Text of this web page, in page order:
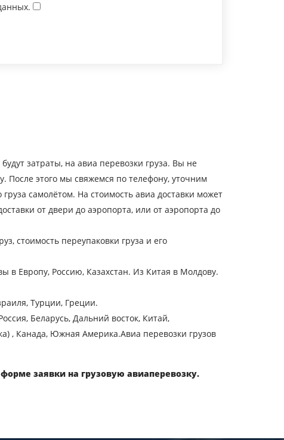
затраты, на авиа перевозки груза. Вы не
После этого мы свяжемся по телефону, уточним
самолётом. На стоимость авиа доставки может
от двери до аэропорта, или от аэропорта до
стоимость переупаковки груза и его
в Европу, Россию, Казахстан. Из Китая в Молдову.
Турции, Греции.
Беларусь, Дальний восток, Китай,
, Канада, Южная Америка.Авиа перевозки грузов
заявки на грузовую авиаперевозку.
Дата загрузки